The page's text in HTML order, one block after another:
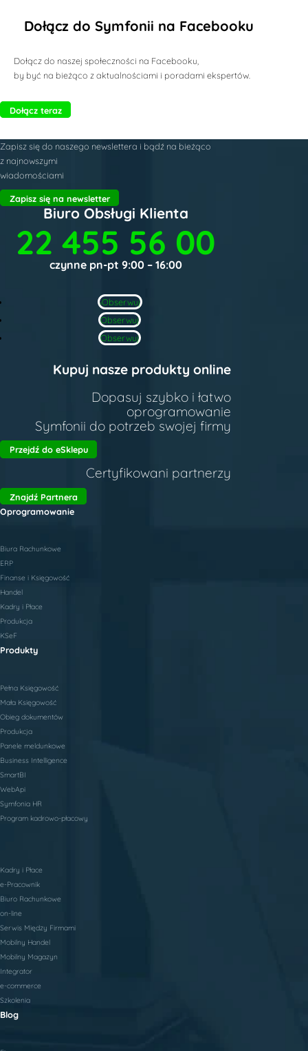
Dołącz do Symfonii na Facebooku
Dołącz do naszej społeczności na Facebooku,
by być na bieżąco z aktualnościami i poradami ekspertów.
Dołącz teraz
Zapisz się do naszego newslettera i bądź na bieżąco
z najnowszymi
wiadomościami
Zapisz się na newsletter
Biuro Obsługi Klienta
22 455 56 00
czynne pn-pt 9:00 – 16:00
Obserwuj
Obserwuj
Obserwuj
Kupuj nasze produkty online
Dopasuj szybko i łatwo
oprogramowanie
Symfonii do potrzeb swojej firmy
Przejdź do eSklepu
Certyfikowani partnerzy
Znajdź Partnera
Oprogramowanie
Biura Rachunkowe
ERP
Finanse i Księgowość
Handel
Kadry i Płace
Produkcja
KSeF
Produkty
Pełna Księgowość
Mała Księgowość
Obieg dokumentów
Produkcja
Panele meldunkowe
Business Intelligence
SmartBI
WebApi
Symfonia HR
Program kadrowo-płacowy
Kadry i Płace
e-Pracownik
Biuro Rachunkowe
on-line
Serwis Między Firmami
Mobilny Handel
Mobilny Magazyn
Integrator
e-commerce
Szkolenia
Blog